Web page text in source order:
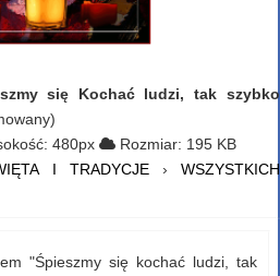
się Kochać ludzi, tak szybko
480px
Rozmiar: 195 KB
I TRADYCJE › WSZYSTKICH
"Śpieszmy się kochać ludzi, tak